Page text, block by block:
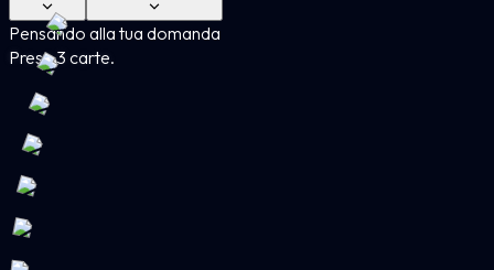
Pensando alla tua domanda
Presa 3 carte.